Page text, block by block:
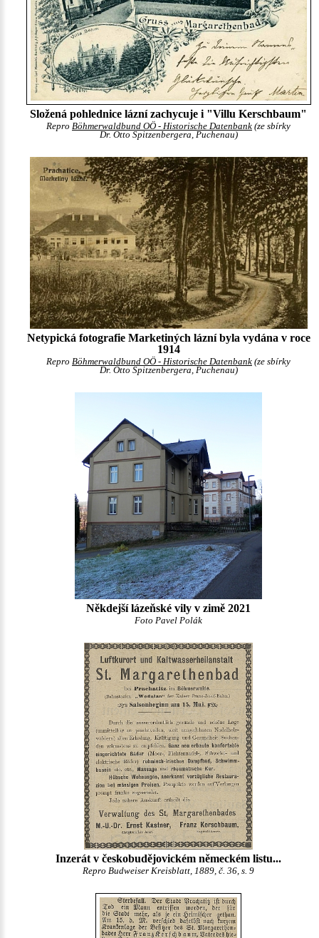
Složená pohlednice lázní zachycuje i "Villu Kerschbaum"
Repro Böhmerwaldbund OÖ - Historische Datenbank (ze sbírky
Dr. Otto Spitzenbergera, Puchenau)
Netypická fotografie Marketiných lázní byla vydána v roce
1914
Repro Böhmerwaldbund OÖ - Historische Datenbank (ze sbírky
Dr. Otto Spitzenbergera, Puchenau)
Někdejší lázeňské vily v zimě 2021
Foto Pavel Polák
Inzerát v českobudějovickém německém listu...
Repro Budweiser Kreisblatt, 1889, č. 36, s. 9